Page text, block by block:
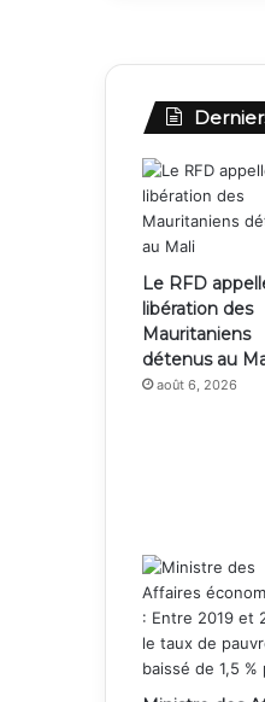
Le RFD
libération des
Mauritaniens
détenus au
août 6, 2026